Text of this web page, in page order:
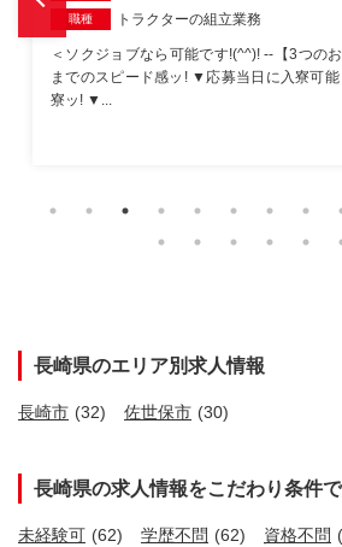
職種 トラクターの組立業務
＜ソクジョブなら可能です!(^^)! --【3つの
までのスピード感ッ! ▼応募当日に入寮可
寮ッ! ▼...
長崎県のエリア別求人情報
長崎市 (32) 佐世保市 (30)
長崎県の求人情報をこだわり条件
未経験可 (62) 学歴不問 (62) 資格不問